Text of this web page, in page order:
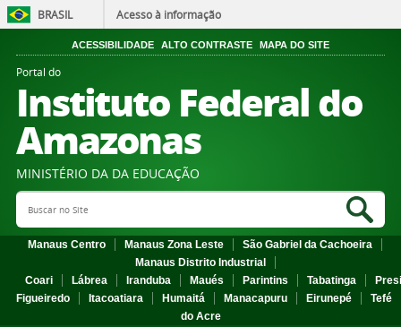
BRASIL Acesso à informação
ACESSIBILIDADE ALTO CONTRASTE MAPA DO SITE
Portal do
Instituto Federal do
Amazonas
MINISTÉRIO DA DA EDUCAÇÃO
Search Site
Manaus Centro Manaus Zona Leste
São Gabriel da Cachoeira
Manaus Distrito Industrial
Coari
Lábrea Iranduba Maués Parintins Tabatinga
Figueiredo
Itacoatiara Humaitá Manacapuru Eirunepé
Tefé
do Acre